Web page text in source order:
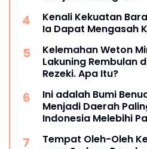
Kenali Kekuatan
Ia Dapat Mengasah
Kelemahan Weton
Lakuning Rembulan
Rezeki. Apa Itu?
Ini adalah Bumi
Menjadi Daerah
Indonesia Melebihi
Tempat Oleh-Oleh